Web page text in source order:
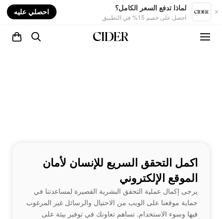
لماذا تدفع السعر الكامل؟
احصل على خصم 15% في التطبيق
احصلي عليه
اكمل التحقق السريع للإنسان لأمان
الموقع الإلكتروني
يرجى إكمال عملية التحقق البشرية القصيرة لمساعدتنا في
حماية موقعنا على الويب من الاحتيال والرسائل غير المرغوب
فيها وسوء الاستخدام. تساهم تعاونك في توفير بيئة على